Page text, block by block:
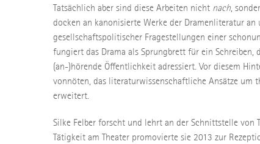
Tatsächlich aber sind diese Arbeiten nicht nach,
docken an kanonisierte Werke der Dramenliteratur
gesellschaftspolitischer Fragestellungen einer
fungiert das Drama als Sprungbrett für ein
(an-)hörende Öffentlichkeit adressiert. Vor diesem
vonnöten, das literaturwissenschaftliche Ansätze
erweitert.
Silke Felber forscht und lehrt an der Schnittstelle
Tätigkeit am Theater promovierte sie 2013 zur